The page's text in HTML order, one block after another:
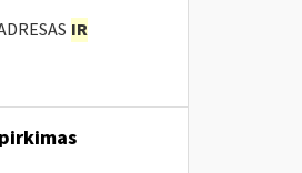
IR